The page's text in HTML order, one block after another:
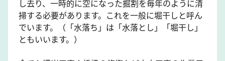
し去り、一時的に空になった掘割を毎年のように清
掃する必要があります。これを一般に堀干しと呼ん
でいます。（「水落ち」は「水落とし」「堀干し」
ともいいます。）